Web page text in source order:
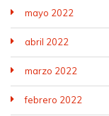
mayo 2022
abril 2022
marzo 2022
febrero 2022